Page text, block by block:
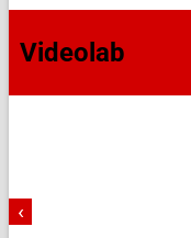
Videolab
‹